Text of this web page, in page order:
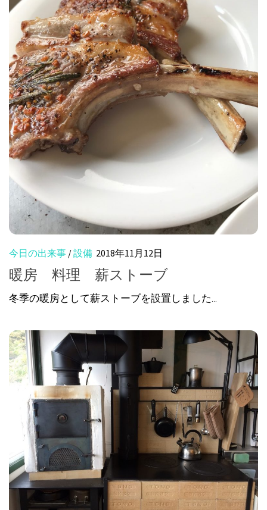
今日の出来事 /設備 2018年11月12日
暖房 料理 薪ストーブ
冬季の暖房として薪ストーブを設置しました...